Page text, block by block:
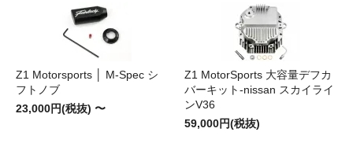
Z1 Motorsports │ M-Spec シ
フトノブ
23,000円(税抜) 〜
Z1 MotorSports 大容量デフカ
バーキット-nissan スカイライ
ンV36
59,000円(税抜)